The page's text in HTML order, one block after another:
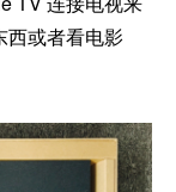
西或者看电影